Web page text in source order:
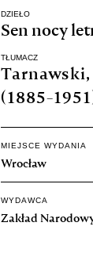
DZIEŁO
Sen nocy
TŁUMACZ
Tarnawski,
(1885-
MIEJSCE WYDANIA
Wrocław
WYDAWCA
Zakład